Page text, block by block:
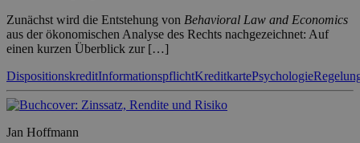
Zunächst wird die Entstehung von Behavioral Law and Economics
aus der ökonomischen Analyse des Rechts nachgezeichnet: Auf
einen kurzen Überblick zur […]
DispositionskreditInformationspflichtKreditkartePsychologie
Jan Hoffmann